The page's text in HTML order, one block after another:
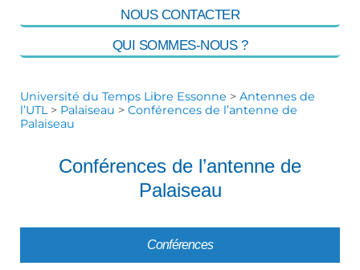
NOUS CONTACTER
QUI SOMMES-NOUS ?
Université du Temps Libre Essonne > Antennes de
l’UTL> Palaiseau > Conférences de l’antenne de
Palaiseau
Conférences de l’antenne de
Palaiseau
Conférences